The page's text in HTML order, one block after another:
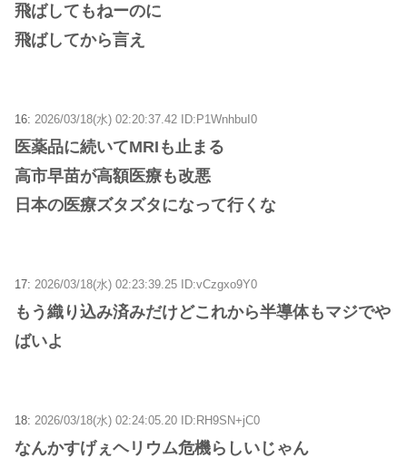
飛ばしてもねーのに
飛ばしてから言え
16: 2026/03/18(水) 02:20:37.42 ID:P1WnhbuI0
医薬品に続いてMRIも止まる
高市早苗が高額医療も改悪
日本の医療ズタズタになって行くな
17: 2026/03/18(水) 02:23:39.25 ID:vCzgxo9Y0
もう織り込み済みだけどこれから半導体もマジでや
ばいよ
18: 2026/03/18(水) 02:24:05.20 ID:RH9SN+jC0
なんかすげぇヘリウム危機らしいじゃん